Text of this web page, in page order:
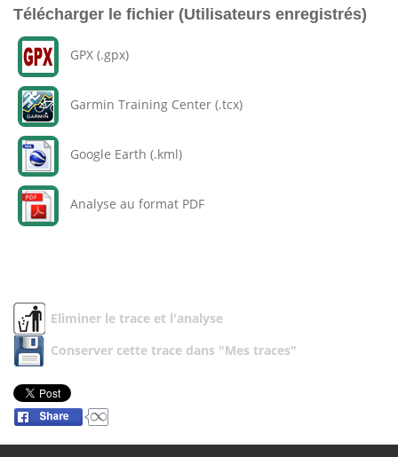
Télécharger le fichier (Utilisateurs enregistrés)
GPX (.gpx)
Garmin Training Center (.tcx)
Google Earth (.kml)
Analyse au format PDF
Eliminer le trace et l'analyse
Conserver cette trace dans "Mes traces"